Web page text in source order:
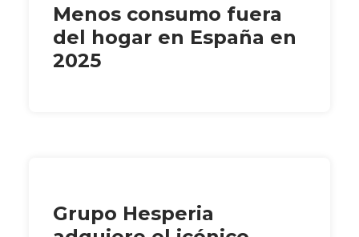
Menos consumo fuera
del hogar en España en
2025
Grupo Hesperia